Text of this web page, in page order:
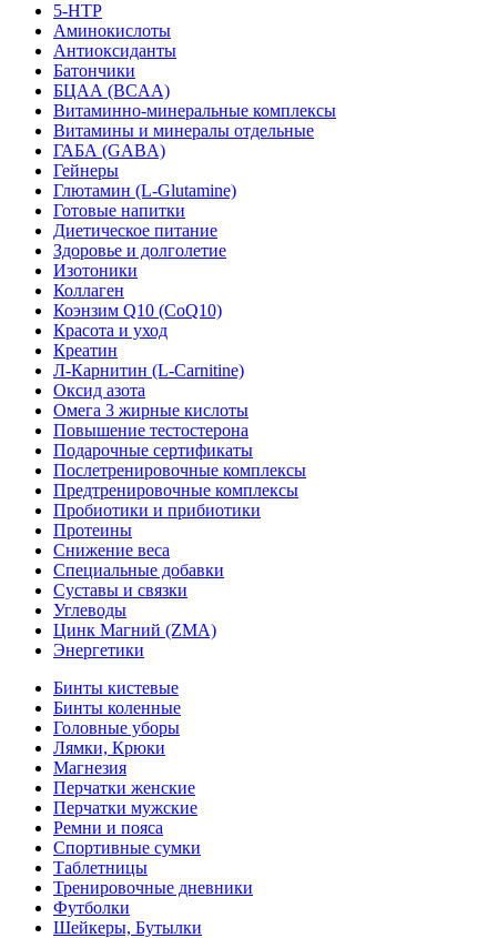
5-HTP
Аминокислоты
Антиоксиданты
Батончики
БЦАА (BCAA)
Витаминно-минеральные комплексы
Витамины и минералы отдельные
ГАБА (GABA)
Гейнеры
Глютамин (L-Glutamine)
Готовые напитки
Диетическое питание
Здоровье и долголетие
Изотоники
Коллаген
Коэнзим Q10 (CoQ10)
Красота и уход
Креатин
Л-Карнитин (L-Сarnitine)
Оксид азота
Омега 3 жирные кислоты
Повышение тестостерона
Подарочные сертификаты
Послетренировочные комплексы
Предтренировочные комплексы
Пробиотики и прибиотики
Протеины
Снижение веса
Специальные добавки
Суставы и связки
Углеводы
Цинк Магний (ZMA)
Энергетики
Бинты кистевые
Бинты коленные
Головные уборы
Лямки, Крюки
Магнезия
Перчатки женские
Перчатки мужские
Ремни и пояса
Спортивные сумки
Таблетницы
Тренировочные дневники
Футболки
Шейкеры, Бутылки